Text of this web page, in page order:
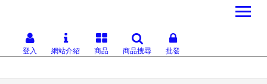
登入 網站介紹 商品 商品搜尋 批發